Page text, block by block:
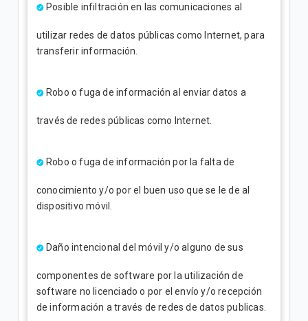
Posible infiltración en las comunicaciones al
utilizar redes de datos públicas como Internet, para
transferir información.
Robo o fuga de información al enviar datos a
través de redes públicas como Internet.
Robo o fuga de información por la falta de
conocimiento y/o por el buen uso que se le de al
dispositivo móvil.
Daño intencional del móvil y/o alguno de sus
componentes de software por la utilización de
software no licenciado o por el envío y/o recepción
de información a través de redes de datos publicas.